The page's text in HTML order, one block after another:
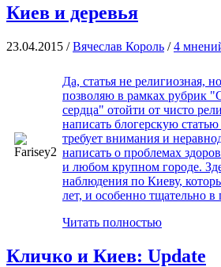
Киев и деревья
23.04.2015 /Вячеслав Король /4
Да, статья не религиозная,
позволяю в рамках рубрик
сердца" отойти от чисто
написать блогерскую
требует внимания и
написать о проблемах
и любом крупном городе.
наблюдения по Киеву,
лет, и особенно тщательно в
Читать полностью
Кличко и Киев: Update